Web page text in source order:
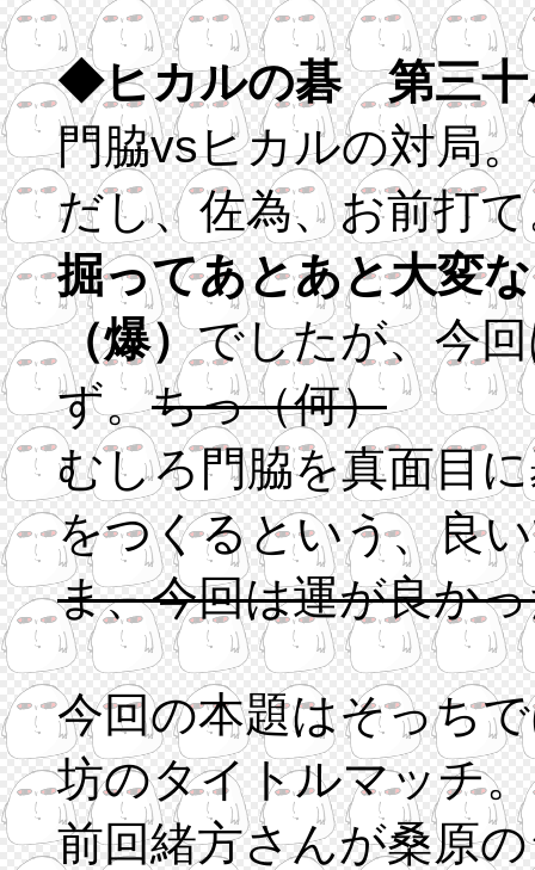
◆ヒカルの碁 第三十
門脇vsヒカルの対局
だし、佐為、お前打
掘ってあとあと大変
（爆）でしたが、今
ず。ちっ（何）
むしろ門脇を真面目
をつくるという、良
ま、今回は運が良か
今回の本題はそっち
坊のタイトルマッチ。
前回緒方さんが桑原